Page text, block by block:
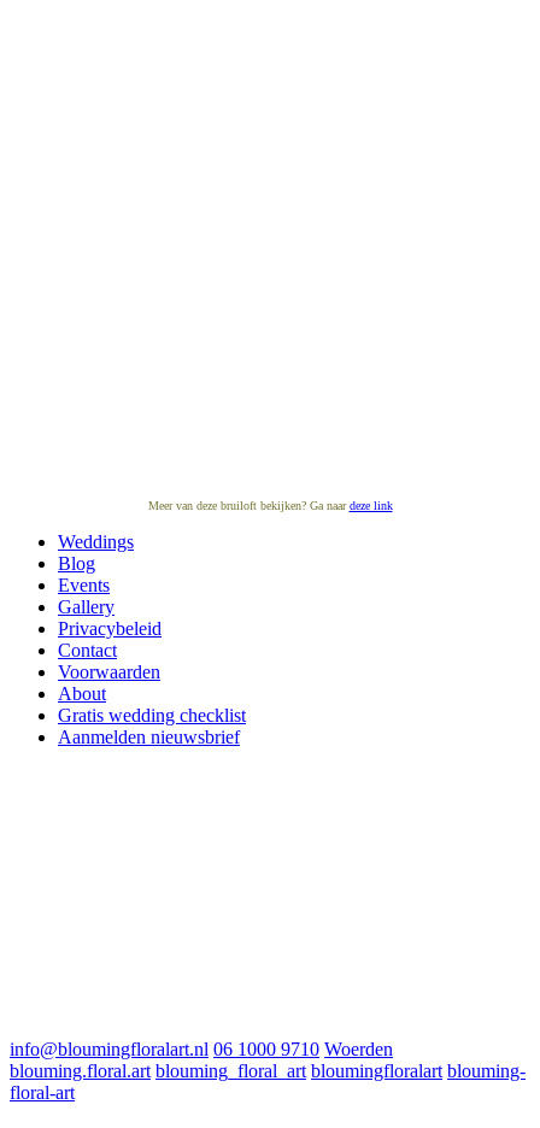
Meer van deze bruiloft bekijken? Ga naardeze link
Weddings
Blog
Events
Gallery
Privacybeleid
Contact
Voorwaarden
About
Gratis wedding checklist
Aanmelden nieuwsbrief
info@bloumingfloralart.nl 06 1000 9710 Woerden
blouming.floral.art blouming_floral_art bloumingfloralart blouming-
floral-art